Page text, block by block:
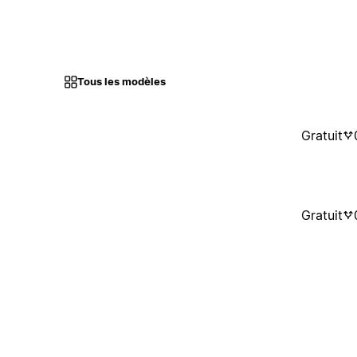
Tous les modèles
Gratuit
Gratuit